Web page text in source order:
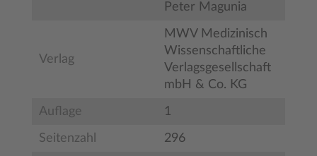
Peter Magunia
Verlag
MWV Medizinisch
Wissenschaftliche
Verlagsgesellschaft
mbH & Co. KG
Auflage 1
Seitenzahl 296